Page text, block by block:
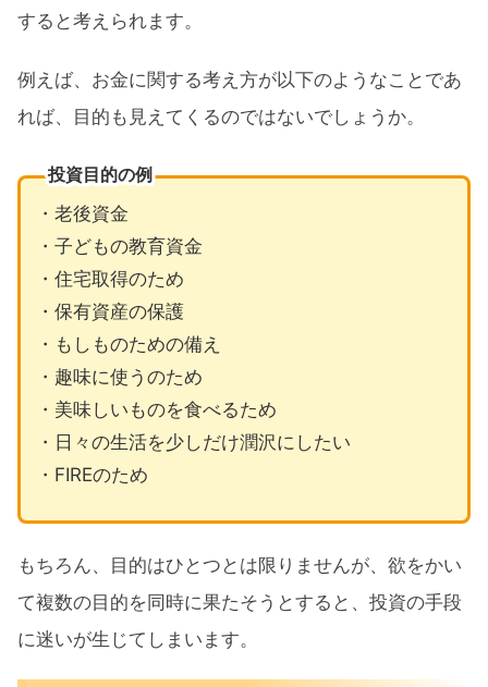
すると考えられます。
例えば、お金に関する考え方が以下のようなことであ
れば、目的も見えてくるのではないでしょうか。
投資目的の例
・老後資金
・子どもの教育資金
・住宅取得のため
・保有資産の保護
・もしものための備え
・趣味に使うのため
・美味しいものを食べるため
・日々の生活を少しだけ潤沢にしたい
・FIREのため
もちろん、目的はひとつとは限りませんが、欲をかい
て複数の目的を同時に果たそうとすると、投資の手段
に迷いが生じてしまいます。